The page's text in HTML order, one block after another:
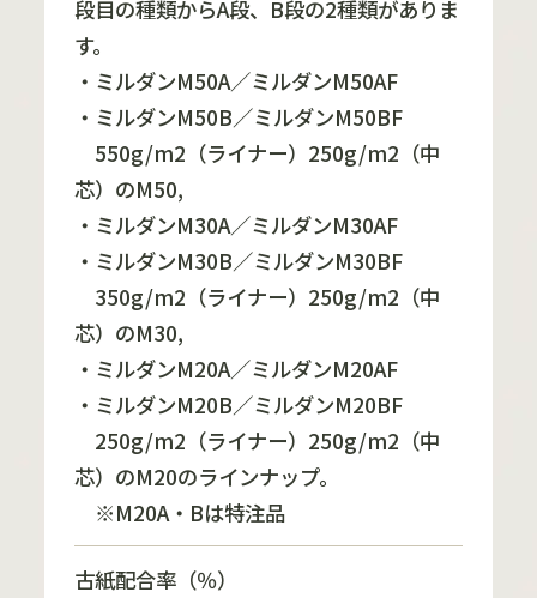
段目の種類からA段、B段の2種類がありま
す。
・ミルダンM50A／ミルダンM50AF
・ミルダンM50B／ミルダンM50BF
550g/m2（ライナー）250g/m2（中
芯）のM50,
・ミルダンM30A／ミルダンM30AF
・ミルダンM30B／ミルダンM30BF
350g/m2（ライナー）250g/m2（中
芯）のM30,
・ミルダンM20A／ミルダンM20AF
・ミルダンM20B／ミルダンM20BF
250g/m2（ライナー）250g/m2（中
芯）のM20のラインナップ。
※M20A・Bは特注品
古紙配合率（％）